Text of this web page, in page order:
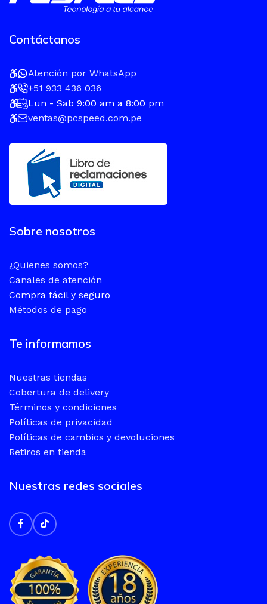
Contáctanos
Atención por WhatsApp
+51 933 436 036
Lun - Sab 9:00 am a 8:00 pm
ventas@pcspeed.com.pe
Sobre nosotros
¿Quienes somos?
Canales de atención
Compra fácil y seguro
Métodos de pago
Te informamos
Nuestras tiendas
Cobertura de delivery
Términos y condiciones
Políticas de privacidad
Políticas de cambios y devoluciones
Retiros en tienda
Nuestras redes sociales